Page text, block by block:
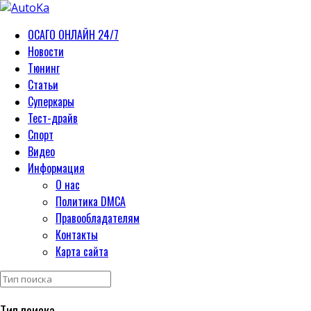
ОСАГО ОНЛАЙН 24/7
Новости
Тюнинг
Статьи
Суперкары
Тест-драйв
Спорт
Видео
Информация
О нас
Политика DMCA
Правообладателям
Контакты
Карта сайта